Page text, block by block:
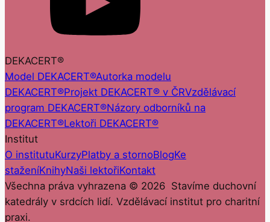
DEKACERT®
Model DEKACERT®Autorka modelu
DEKACERT®Projekt DEKACERT® v ČRVzdělávací
program DEKACERT®Názory odborníků na
DEKACERT®Lektoři DEKACERT®
Institut
O institutuKurzyPlatby a stornoBlogKe
staženíKnihyNaši lektořiKontakt
Všechna práva vyhrazena © 2026 Stavíme duchovní
katedrály v srdcích lidí. Vzdělávací institut pro charitní
praxi.